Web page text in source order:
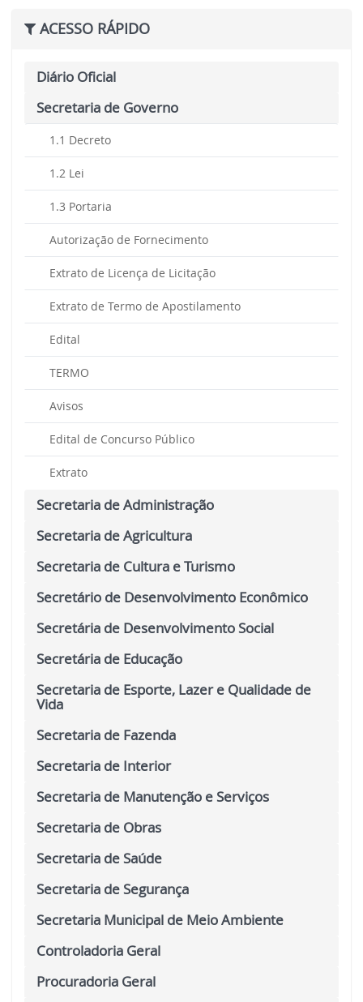
ACESSO RÁPIDO
Diário Oficial
Secretaria de Governo
1.1 Decreto
1.2 Lei
1.3 Portaria
Autorização de Fornecimento
Extrato de Licença de Licitação
Extrato de Termo de Apostilamento
Edital
TERMO
Avisos
Edital de Concurso Público
Extrato
Secretaria de Administração
Secretaria de Agricultura
Secretaria de Cultura e Turismo
Secretário de Desenvolvimento Econômico
Secretária de Desenvolvimento Social
Secretária de Educação
Secretaria de Esporte, Lazer e Qualidade de
Vida
Secretaria de Fazenda
Secretaria de Interior
Secretaria de Manutenção e Serviços
Secretaria de Obras
Secretaria de Saúde
Secretaria de Segurança
Secretaria Municipal de Meio Ambiente
Controladoria Geral
Procuradoria Geral